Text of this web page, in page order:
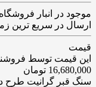
موجود در انبار فروشگاه
ارسال در سریع ترین
قیمت
این قیمت توسط
16,680,000 تومان
سنگ قبر گرانیت طرح دار (